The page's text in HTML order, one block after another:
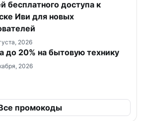
бесплатного доступа к
Иви для новых
2026
до 20% на бытовую технику
2026
промокоды